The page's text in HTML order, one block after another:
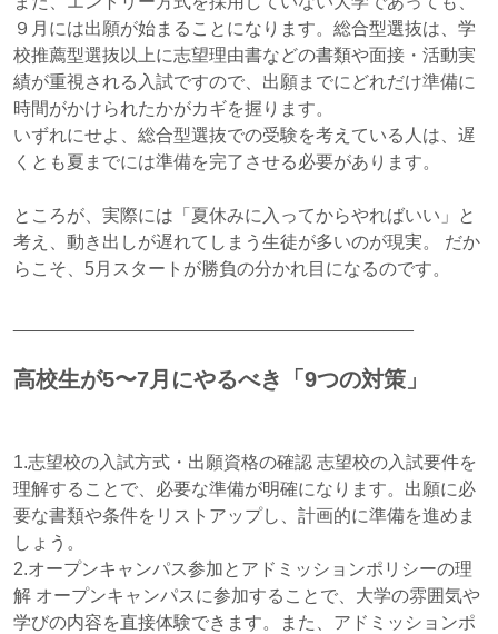
９月には出願が始まることになります。総合型選抜は、学
校推薦型選抜以上に志望理由書などの書類や面接・活動実
績が重視される入試ですので、出願までにどれだけ準備に
時間がかけられたかがカギを握ります。
いずれにせよ、総合型選抜での受験を考えている人は、遅
くとも夏までには準備を完了させる必要があります。
ところが、実際には「夏休みに入ってからやればいい」と
考え、動き出しが遅れてしまう生徒が多いのが現実。 だか
らこそ、5月スタートが勝負の分かれ目になるのです。
高校生が5〜7月にやるべき「9つの対策」
1.志望校の入試方式・出願資格の確認 志望校の入試要件を
理解することで、必要な準備が明確になります。出願に必
要な書類や条件をリストアップし、計画的に準備を進めま
しょう。
2.オープンキャンパス参加とアドミッションポリシーの理
解 オープンキャンパスに参加することで、大学の雰囲気や
学びの内容を直接体験できます。また、アドミッションポ